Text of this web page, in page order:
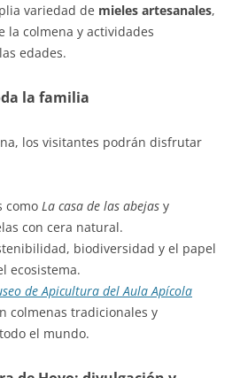
variedad de mieles artesanales,
la colmena y actividades
edades.
la familia
los visitantes podrán disfrutar
como La casa de las abejas y
con cera natural.
biodiversidad y el papel
ecosistema.
de Apicultura del Aula Apícola
colmenas tradicionales y
el mundo.